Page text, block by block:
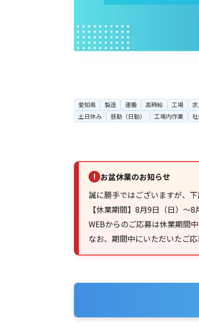
愛知県 製造 運搬 高時給 工場 求
土日休み
昼勤（日勤） 工場内作業
! お盆休業のお知らせ
誠に勝手ではございますが、
【休業期間】8月9日（日）～8
WEBからのご応募は休業期間
なお、期間中にいただいたご